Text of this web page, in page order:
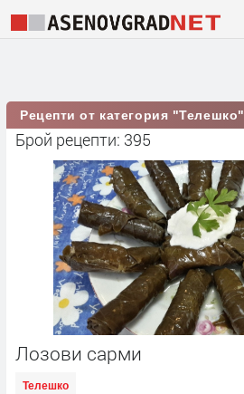
Рецепти от категория "Телешко"
Брой рецепти: 395
Лозови сарми
Телешко